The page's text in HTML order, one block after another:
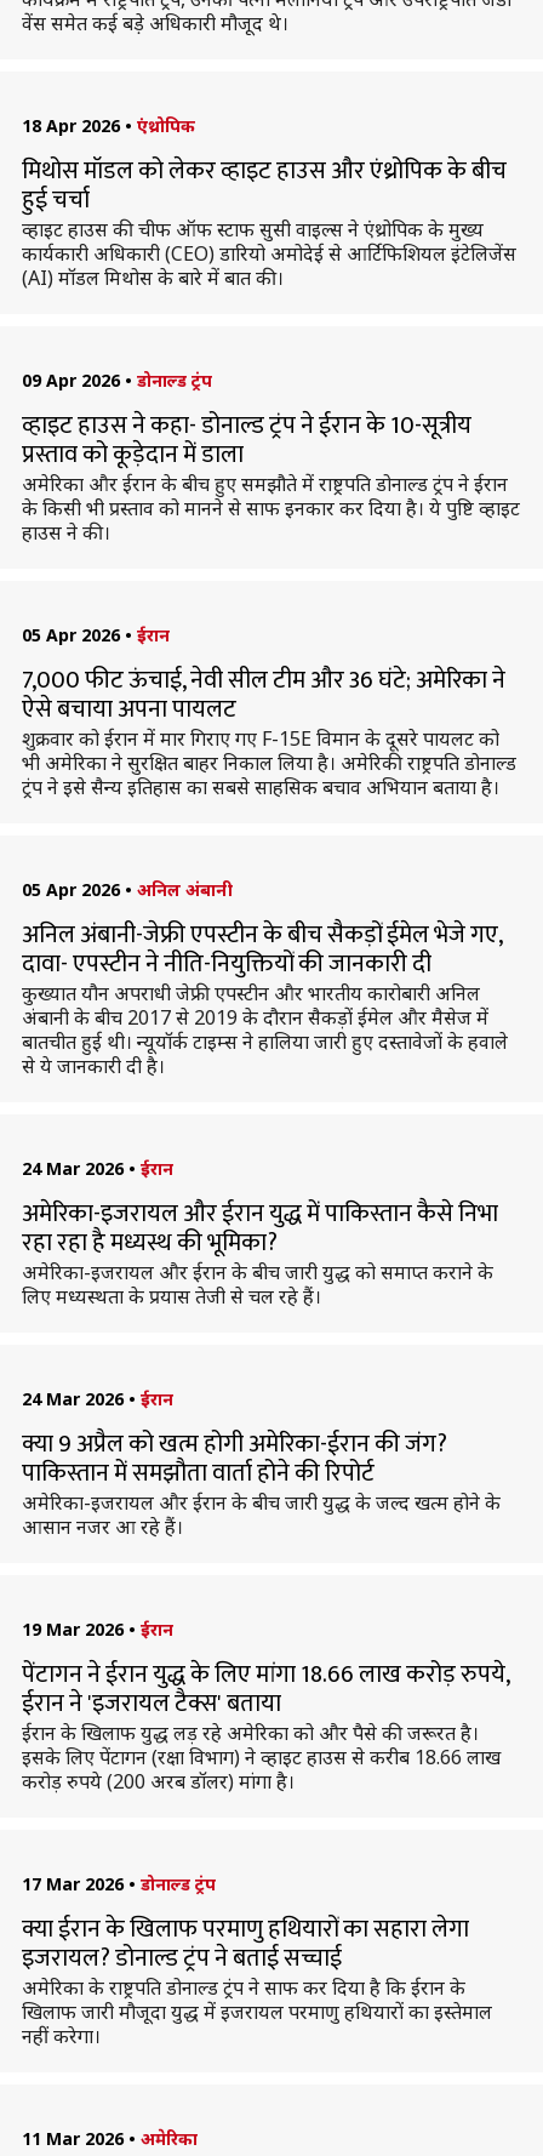
वेंस समेत कई बडे़ अधिकारी मौजूद थे।
18 Apr 2026 • एंथ्रोपिक
मिथोस मॉडल को लेकर व्हाइट हाउस और एंथ्रोपिक के बीच
हुई चर्चा
व्हाइट हाउस की चीफ ऑफ स्टाफ सुसी वाइल्स ने एंथ्रोपिक के मुख्य
कार्यकारी अधिकारी (CEO) डारियो अमोदेई से आर्टिफिशियल इंटेलिजेंस
(AI) मॉडल मिथोस के बारे में बात की।
09 Apr 2026 • डोनाल्ड ट्रंप
व्हाइट हाउस ने कहा- डोनाल्ड ट्रंप ने ईरान के 10-सूत्रीय
प्रस्ताव को कूड़ेदान में डाला
अमेरिका और ईरान के बीच हुए समझौते में राष्ट्रपति डोनाल्ड ट्रंप ने ईरान
के किसी भी प्रस्ताव को मानने से साफ इनकार कर दिया है। ये पुष्टि व्हाइट
हाउस ने की।
05 Apr 2026 • ईरान
7,000 फीट ऊंचाई, नेवी सील टीम और 36 घंटे; अमेरिका ने
ऐसे बचाया अपना पायलट
शुक्रवार को ईरान में मार गिराए गए F-15E विमान के दूसरे पायलट को
भी अमेरिका ने सुरक्षित बाहर निकाल लिया है। अमेरिकी राष्ट्रपति डोनाल्ड
ट्रंप ने इसे सैन्य इतिहास का सबसे साहसिक बचाव अभियान बताया है।
05 Apr 2026 • अनिल अंबानी
अनिल अंबानी-जेफ्री एपस्टीन के बीच सैकड़ों ईमेल भेजे गए,
दावा- एपस्टीन ने नीति-नियुक्तियों की जानकारी दी
कुख्यात यौन अपराधी जेफ्री एपस्टीन और भारतीय कारोबारी अनिल
अंबानी के बीच 2017 से 2019 के दौरान सैकड़ों ईमेल और मैसेज में
बातचीत हुई थी। न्यूयॉर्क टाइम्स ने हालिया जारी हुए दस्तावेजों के हवाले
से ये जानकारी दी है।
24 Mar 2026 • ईरान
अमेरिका-इजरायल और ईरान युद्ध में पाकिस्तान कैसे निभा
रहा रहा है मध्यस्थ की भूमिका?
अमेरिका-इजरायल और ईरान के बीच जारी युद्ध को समाप्त कराने के
लिए मध्यस्थता के प्रयास तेजी से चल रहे हैं।
24 Mar 2026 • ईरान
क्या 9 अप्रैल को खत्म होगी अमेरिका-ईरान की जंग?
पाकिस्तान में समझौता वार्ता होने की रिपोर्ट
अमेरिका-इजरायल और ईरान के बीच जारी युद्ध के जल्द खत्म होने के
आसान नजर आ रहे हैं।
19 Mar 2026 • ईरान
पेंटागन ने ईरान युद्ध के लिए मांगा 18.66 लाख करोड़ रुपये,
ईरान ने 'इजरायल टैक्स' बताया
ईरान के खिलाफ युद्ध लड़ रहे अमेरिका को और पैसे की जरूरत है।
इसके लिए पेंटागन (रक्षा विभाग) ने व्हाइट हाउस से करीब 18.66 लाख
करोड़ रुपये (200 अरब डॉलर) मांगा है।
17 Mar 2026 • डोनाल्ड ट्रंप
क्या ईरान के खिलाफ परमाणु हथियारों का सहारा लेगा
इजरायल? डोनाल्ड ट्रंप ने बताई सच्चाई
अमेरिका के राष्ट्रपति डोनाल्ड ट्रंप ने साफ कर दिया है कि ईरान के
खिलाफ जारी मौजूदा युद्ध में इजरायल परमाणु हथियारों का इस्तेमाल
नहीं करेगा।
11 Mar 2026 • अमेरिका